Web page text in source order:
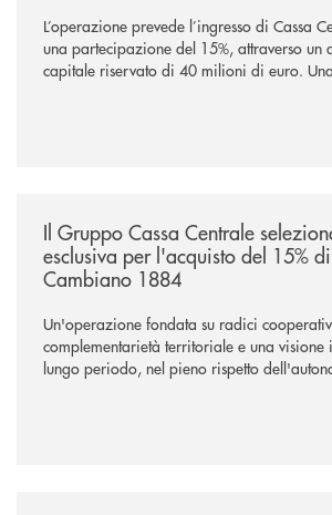
L’operazione prevede l’ingresso di Cassa
una partecipazione del 15%, attraverso un
capitale riservato di 40 milioni di euro.
comuni e sulla prossimità ai territori, per
Il Gruppo Cassa Centrale
esclusiva per l'acquisto del 15%
Cambiano 1884
Un'operazione fondata su radici
complementarietà territoriale e una visione
lungo periodo, nel pieno rispetto
negoziazione esclusiva per la